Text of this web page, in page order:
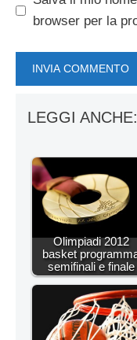
browser per la
LEGGI ANCHE:
Olimpiadi 2012
basket
semifinali e finale